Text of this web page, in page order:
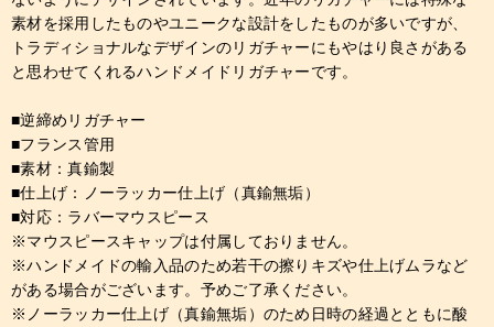
素材を採用したものやユニークな設計をしたものが多いですが、
トラディショナルなデザインのリガチャーにもやはり良さがある
と思わせてくれるハンドメイドリガチャーです。
■逆締めリガチャー
■フランス管用
■素材：真鍮製
■仕上げ：ノーラッカー仕上げ（真鍮無垢）
■対応：ラバーマウスピース
※マウスピースキャップは付属しておりません。
※ハンドメイドの輸入品のため若干の擦りキズや仕上げムラなど
がある場合がございます。予めご了承ください。
※ノーラッカー仕上げ（真鍮無垢）のため日時の経過とともに酸